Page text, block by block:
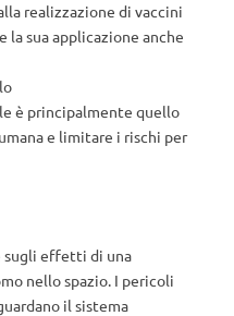
realizzazione di vaccini
sua applicazione anche
è principalmente quello
e limitare i rischi per
sugli effetti di una
nello spazio. I pericoli
il sistema